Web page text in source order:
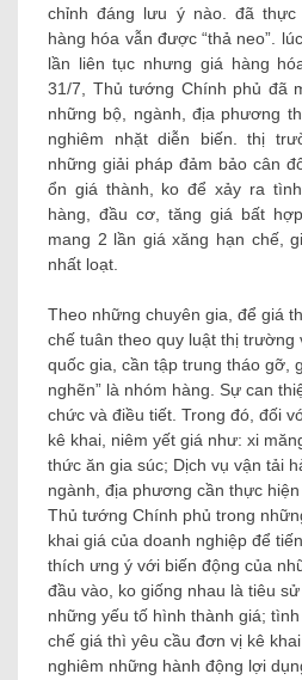
chỉnh đáng lưu ý nào. đã
hàng hóa vẫn được “thả neo”.
lần liên tục nhưng giá hàng
31/7, Thủ tướng Chính phủ đã
những bộ, ngành, địa phương
nghiêm nhặt diễn biến. thị
những giải pháp đảm bảo cân
ổn giá thành, ko để xảy ra
hàng, đầu cơ, tăng giá bất
mang 2 lần giá xăng hạn chế,
nhất loạt.
Theo những chuyên gia, để giá
chế tuân theo quy luật thị trường
quốc gia, cần tập trung tháo gỡ,
nghẽn” là nhóm hàng. Sự can
chức và điều tiết. Trong đó, đối
kê khai, niêm yết giá như: xi
thức ăn gia súc; Dịch vụ vận tải
ngành, địa phương cần thực
Thủ tướng Chính phủ trong
khai giá của doanh nghiệp để
thích ưng ý với biến động của
đầu vào, ko giống nhau là tiêu
những yếu tố hình thành giá;
chế giá thì yêu cầu đơn vị kê
nghiêm những hành động lợi